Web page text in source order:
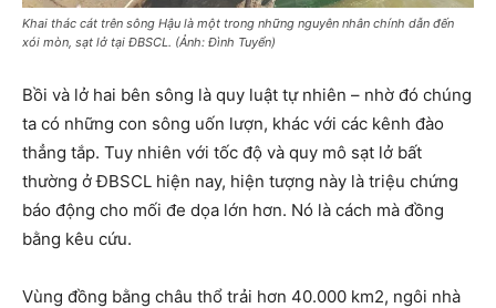
Khai thác cát trên sông Hậu là một trong những nguyên nhân chính dẫn đến
xói mòn, sạt lở tại ĐBSCL. (Ảnh: Đình Tuyển)
Bồi và lở hai bên sông là quy luật tự nhiên – nhờ đó chúng
ta có những con sông uốn lượn, khác với các kênh đào
thẳng tắp. Tuy nhiên với tốc độ và quy mô sạt lở bất
thường ở ĐBSCL hiện nay, hiện tượng này là triệu chứng
báo động cho mối đe dọa lớn hơn. Nó là cách mà đồng
bằng kêu cứu.
Vùng đồng bằng châu thổ trải hơn 40.000 km2, ngôi nhà